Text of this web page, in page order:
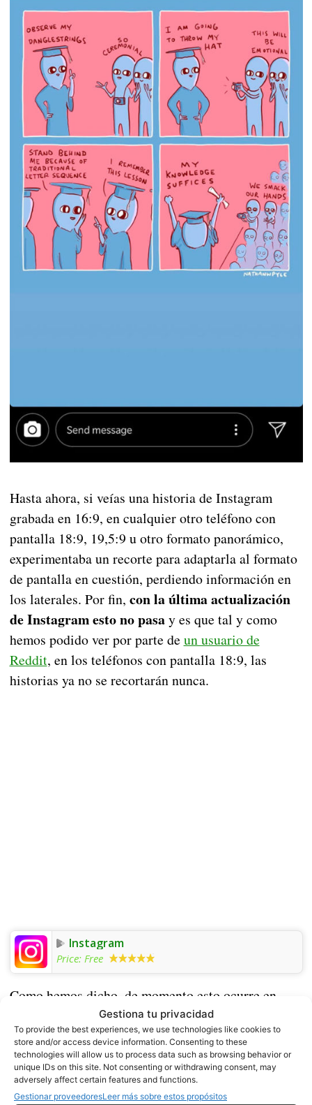
Gestiona tu privacidad
To provide the best experiences, we use technologies like cookies to
store and/or access device information. Consenting to these
technologies will allow us to process data such as browsing behavior or
unique IDs on this site. Not consenting or withdrawing consent, may
adversely affect certain features and functions.
Gestionar proveedoresLeer más sobre estos propósitos
Hasta ahora, si veías una historia de Instagram
grabada en 16:9, en cualquier otro teléfono con
pantalla 18:9, 19,5:9 u otro formato panorámico,
experimentaba un recorte para adaptarla al formato
de pantalla en cuestión, perdiendo información en
los laterales. Por fin, con la última actualización
de Instagram esto no pasay es que tal y como
hemos podido ver por parte de un usuario de
Reddit, en los teléfonos con pantalla 18:9, las
historias ya no se recortarán nunca.
Instagram
Price: Free
Como hemos dicho, de momento esto ocurre en
teléfonos con formato 18:9, en otros formatos no
ocurre. Podemos ver como la historia en cuestión
cuenta con una banda negra en la parte inferior,
mostrando así el contenido de la historia al
completo, como ocurriría en una pantalla 16:9.